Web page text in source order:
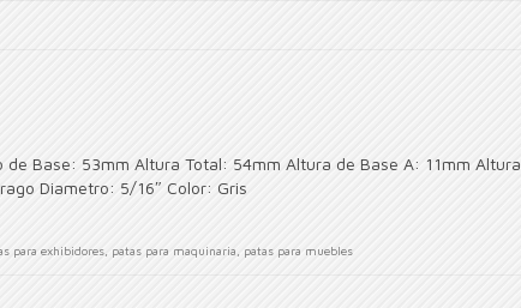
Base: 53mm Altura Total: 54mm Altura de Base A: 11mm Altura
Diametro: 5/16″ Color: Gris
para exhibidores patas para maquinaria patas para muebles